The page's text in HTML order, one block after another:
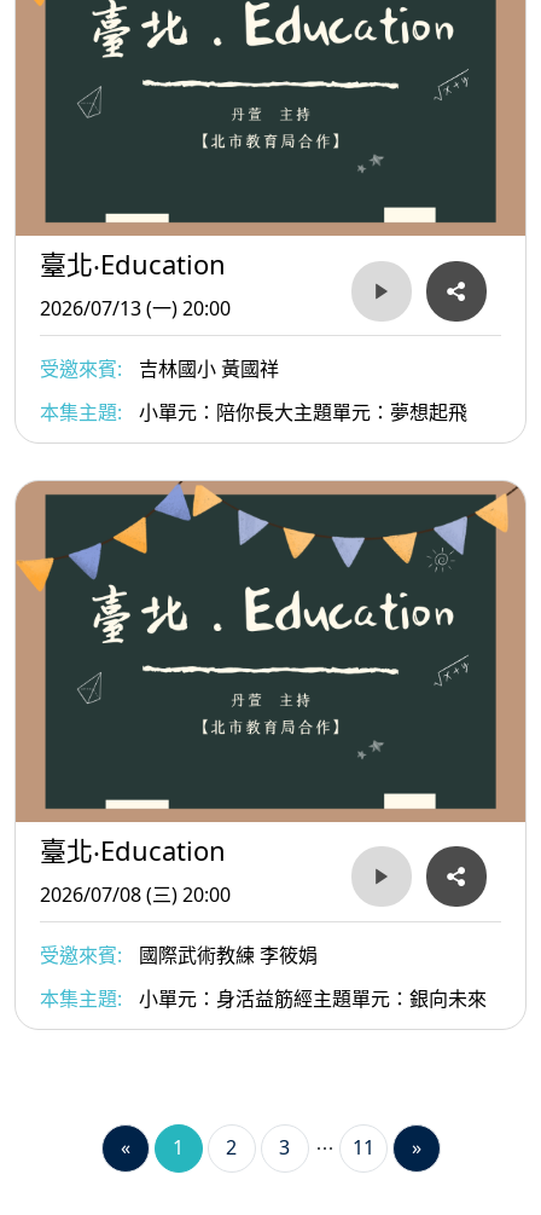
臺北‧Education
2026/07/13 (一) 20:00
受邀來賓:
吉林國小 黃國祥
本集主題:
小單元：陪你長大主題單元：夢想起飛
臺北‧Education
2026/07/08 (三) 20:00
受邀來賓:
國際武術教練 李筱娟
本集主題:
小單元：身活益筋經主題單元：銀向未來
« 1 2 3 11 »